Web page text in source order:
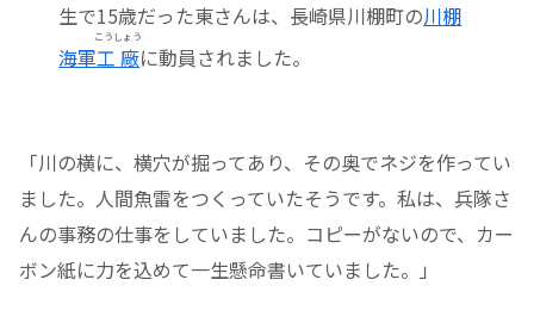
生で15歳だった東さんは、長崎県川棚町の川棚
海軍工廠
こうしょう
に動員されました。
「川の横に、横穴が掘ってあり、その奥でネジを作ってい
ました。人間魚雷をつくっていたそうです。私は、兵隊さ
んの事務の仕事をしていました。コピーがないので、カー
ボン紙に力を込めて一生懸命書いていました。」